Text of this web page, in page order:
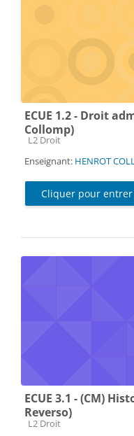
ECUE 1.2 - Droit
Collomp)
Catégorie de cours
L2 Droit
Enseignant: HENROT
Cliquer pour
ECUE 3.1 - (CM)
Reverso)
Catégorie de cours
L2 Droit